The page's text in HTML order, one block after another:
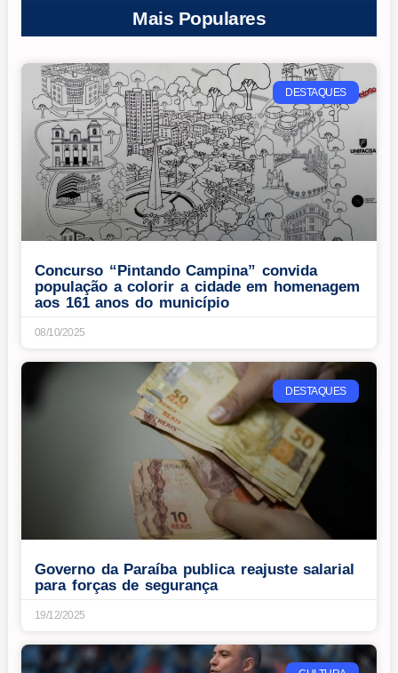
Mais Populares
DESTAQUES
Concurso “Pintando Campina” convida
população a colorir a cidade em homenagem
aos 161 anos do município
08/10/2025
DESTAQUES
Governo da Paraíba publica reajuste salarial
para forças de segurança
19/12/2025